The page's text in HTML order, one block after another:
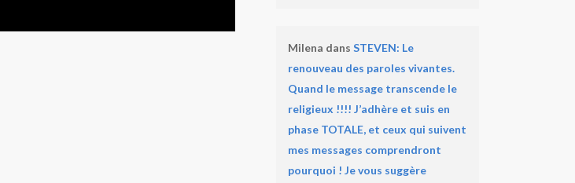
Milena dans STEVEN: Le
renouveau des paroles vivantes.
Quand le message transcende le
religieux !!!! J’adhère et suis en
phase TOTALE, et ceux qui suivent
mes messages comprendront
pourquoi ! Je vous suggère